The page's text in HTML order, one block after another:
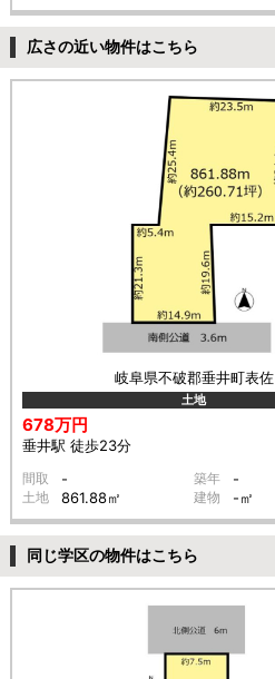
広さの近い物件はこちら
岐阜県不破郡垂井町表佐
土地
678万円
垂井駅 徒歩23分
間取 - 築年 -
土地 861.88㎡ 建物 -㎡
同じ学区の物件はこちら